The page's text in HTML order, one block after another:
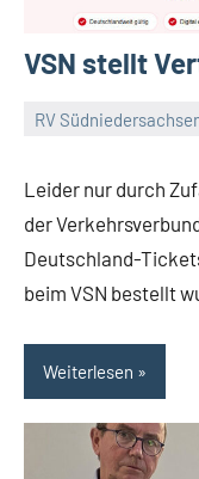
VSN stellt
RV
e.V.
Leider nur durch
der
Deutschland-
beim VSN bestellt
Weiterlesen